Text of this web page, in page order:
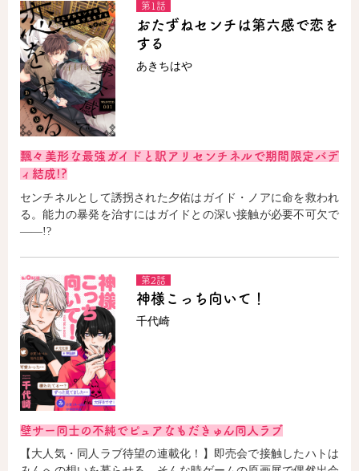
コミックエッセイ
第1話
おたずねセンチは第六感で恋を
する
あきちはや
飄々美形な最強ガイドと訳アリセンチネルで期間限定バデ
ィ結成!?
センチネルとして誘拐された夕佑はガイド・ノアに命を救われ
る。能力の暴発を治すにはガイドとの深い接触が必要不可欠で
――!?
第2話
神様こっち向いて！
千代崎
壁サー同士の不純でピュアなもだきゅん同人ラブ
【大人気・同人ラブ待望の連載化！】即売会で接触したハトは